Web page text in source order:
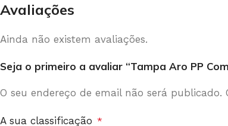
Avaliações
Ainda não existem avaliações.
Seja o primeiro a avaliar “Tampa Aro PP
O seu endereço de email não será publicado.
A sua classificação *